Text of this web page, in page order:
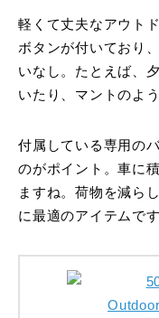
軽くて丈夫なアウト
ボタンが付いており
いなし。たとえば、
いたり、マントのよ
付属している専用の
のがポイント。車に
ますね。荷物を減ら
に最適のアイテムです